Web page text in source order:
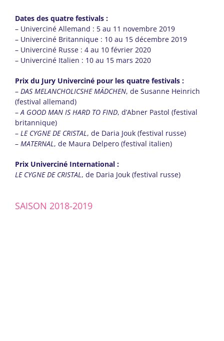
Dates des quatre festivals :
– Univerciné Allemand : 5 au 11 novembre 2019
– Univerciné Britannique : 10 au 15 décembre 2019
– Univerciné Russe : 4 au 10 février 2020
– Univerciné Italien : 10 au 15 mars 2020
Prix du Jury Univerciné pour les quatre festivals :
– DAS MELANCHOLICSHE MÄDCHEN, de Susanne Heinrich
(festival allemand)
–A GOOD MAN IS HARD TO FIND, d’Abner Pastol (festival
britannique)
– LE CYGNE DE CRISTAL, de Daria Jouk (festival russe)
– MATERNAL, de Maura Delpero (festival italien)
Prix Univerciné International :
LE CYGNE DE CRISTAL, de Daria Jouk (festival russe)
SAISON 2018-2019